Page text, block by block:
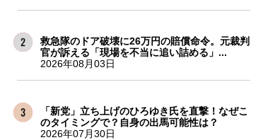
救急隊のドア破壊に26万円の賠償命令。元裁判
官が訴える「現場を不当に追い詰める」...
2026年08月03日
「新党」立ち上げのひろゆき氏を直撃！なぜこ
のタイミングで？自身の出馬可能性は？
2026年07月30日